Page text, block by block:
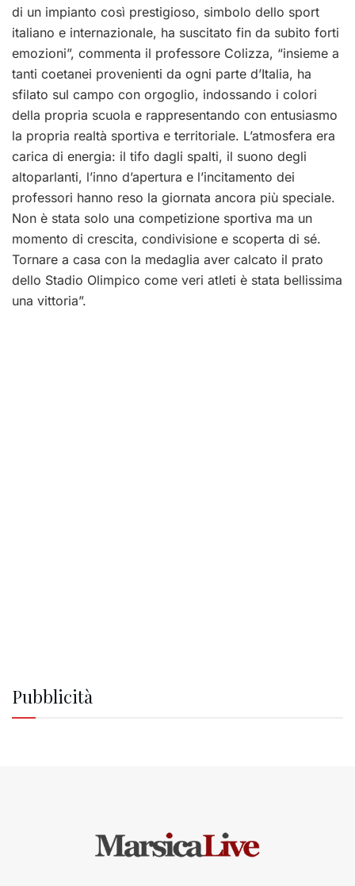
di un impianto così prestigioso, simbolo dello sport
italiano e internazionale, ha suscitato fin da subito forti
emozioni”, commenta il professore Colizza, “insieme a
tanti coetanei provenienti da ogni parte d’Italia, ha
sfilato sul campo con orgoglio, indossando i colori
della propria scuola e rappresentando con entusiasmo
la propria realtà sportiva e territoriale. L’atmosfera era
carica di energia: il tifo dagli spalti, il suono degli
altoparlanti, l’inno d’apertura e l’incitamento dei
professori hanno reso la giornata ancora più speciale.
Non è stata solo una competizione sportiva ma un
momento di crescita, condivisione e scoperta di sé.
Tornare a casa con la medaglia aver calcato il prato
dello Stadio Olimpico come veri atleti è stata bellissima
una vittoria”.
Pubblicità